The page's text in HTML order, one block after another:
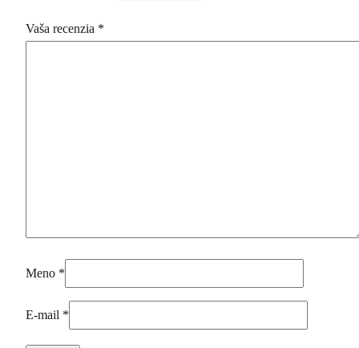
Vaša recenzia *
Meno *
E-mail *